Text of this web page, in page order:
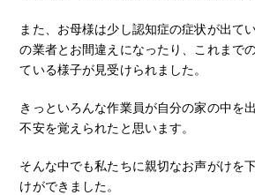
また、お母様は少し認知症の症状が出て
の業者とお間違えになったり、これまで
ている様子が見受けられました。
きっといろんな作業員が自分の家の中を
不安を覚えられたと思います。
そんな中でも私たちに親切なお声がけを
けができました。